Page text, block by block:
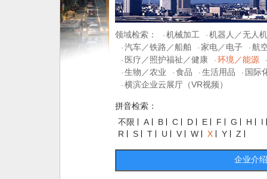
领域检索： · 机械加工 · 机器人／无人机
· 汽车／铁路／船舶 · 家电／电子 · 航
· 医疗／照护福祉／健康 · 环境／能源
·
· 生物／农业 · 食品 · 生活用品 · 国际
· 横滨企业云展厅（VR视频）
拼音检索：
不限
A B C D E F G H
I
R
S T U V W X Y Z
企业介绍